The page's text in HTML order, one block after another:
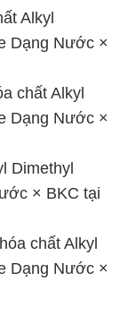
chất Alkyl
Dạng Nước ×
HÓA CHẤT